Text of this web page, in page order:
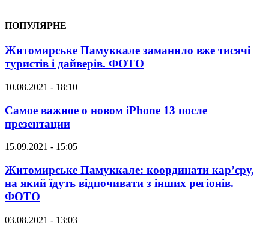
ПОПУЛЯРНЕ
Житомирське Памуккале заманило вже тисячі
туристів і дайверів. ФОТО
10.08.2021 - 18:10
Самое важное о новом iPhone 13 после
презентации
15.09.2021 - 15:05
Житомирське Памуккале: координати кар’єру,
на який їдуть відпочивати з інших регіонів.
ФОТО
03.08.2021 - 13:03